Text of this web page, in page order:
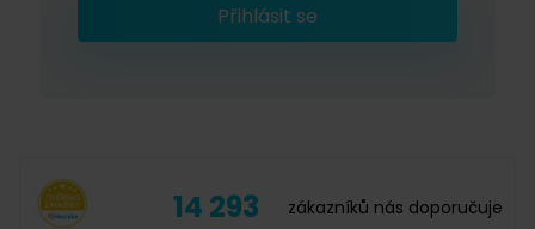
Přihlásit se
14 293 zákazníků nás doporučuje